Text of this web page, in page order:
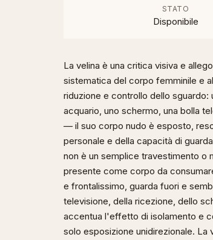
STATO
Disponibile
La velina è una critica visiva e
sistematica del corpo femminile e
riduzione e controllo dello
acquario, uno schermo, una bolla
— il suo corpo nudo è esposto,
personale e della capacità di
non è un semplice travestimento o
presente come corpo da
e frontalissimo, guarda fuori e
televisione, della ricezione, dello
accentua l'effetto di isolamento e
solo esposizione unidirezionale.